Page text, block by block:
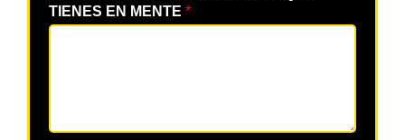
TIENES EN MENTE *